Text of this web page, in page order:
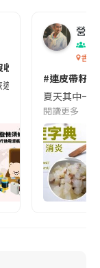
😱出發前切記檢查
遊的民眾，近期要
營養
香港
#連皮帶籽
夏天其中一
閱讀更多